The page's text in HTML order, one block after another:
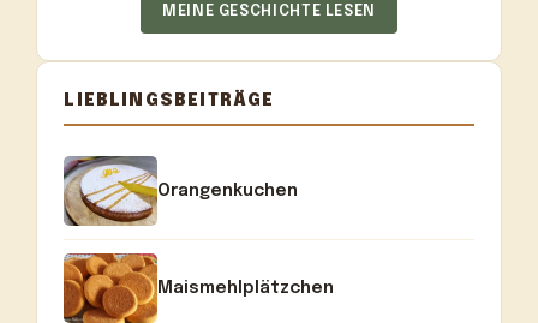
MEINE GESCHICHTE LESEN
LIEBLINGSBEITRÄGE
Orangenkuchen
Maismehlplätzchen